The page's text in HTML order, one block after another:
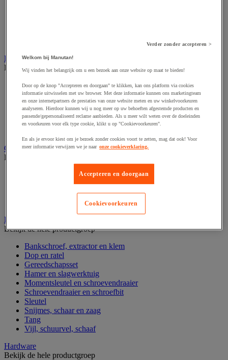
Elektrische toebehoren en verlichting
Bekijk de hele productgroep
Accessoires voor elektrisch schakelpaneel
Batterij, oplader en kabel
Elektrische kabel
Elektrische uitrusting
Verlengsnoer, stekkerdoos en kapelhaspel
Gereedschap opbergen
Bekijk de hele productgroep
Assortimentsdoos en gereedschapkoffer
Gereedschapskist en opbergtas
Gereedschapskoffer en versterkte kist
Verrijdbare werktafel
Handgereedschap
Bekijk de hele productgroep
Bankschroef, extractor en klem
Dop en ratel
Gereedschapsset
Hamer en slagwerktuig
Momentsleutel en schroevendraaier
Schroevendraaier en schroefbit
Sleutel
Snijmes, schaar en zaag
Tang
Vijl, schuurvel, schaaf
Hardware
Bekijk de hele productgroep
Verder zonder accepteren >
Welkom bij Manutan!
Wij vinden het belangrijk om u een bezoek aan onze website op maat te bieden!
Door op de knop "Accepteren en doorgaan" te klikken, kan ons platform via cookies
informatie uitwisselen met uw browser. Met deze informatie kunnen ons marketingteam
en onze internetpartners de prestaties van onze website meten en uw winkelvoorkeuren
analyseren. Hierdoor kunnen wij u nog meer op uw behoeften afgestemde producten en
passende/gepersonaliseerd reclame aanbieden. Als u meer wilt weten over de doeleinden
en voorkeuren voor elk type cookie, klikt u op "Cookievoorkeuren".
En als je ervoor kiest om je bezoek zonder cookies voort te zetten, mag dat ook! Voor
meer informatie verwijzen we je naar onze cookieverklaring.
Accepteren en doorgaan
Cookievoorkeuren